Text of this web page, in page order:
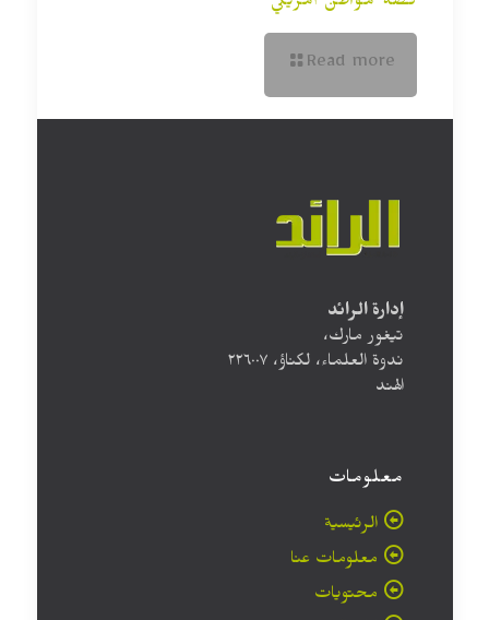
Read more
إدارة الرائد
تيغور مارك،
ندوة العلماء، لكناؤ، ۲۲٦۰۰۷
الهند
معلومات
الرئيسية
معلومات عنا
محتويات